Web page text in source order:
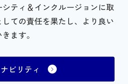
ティ＆インクルージョンに取
ての責任を果たし、より良い
ます。
ビリティ